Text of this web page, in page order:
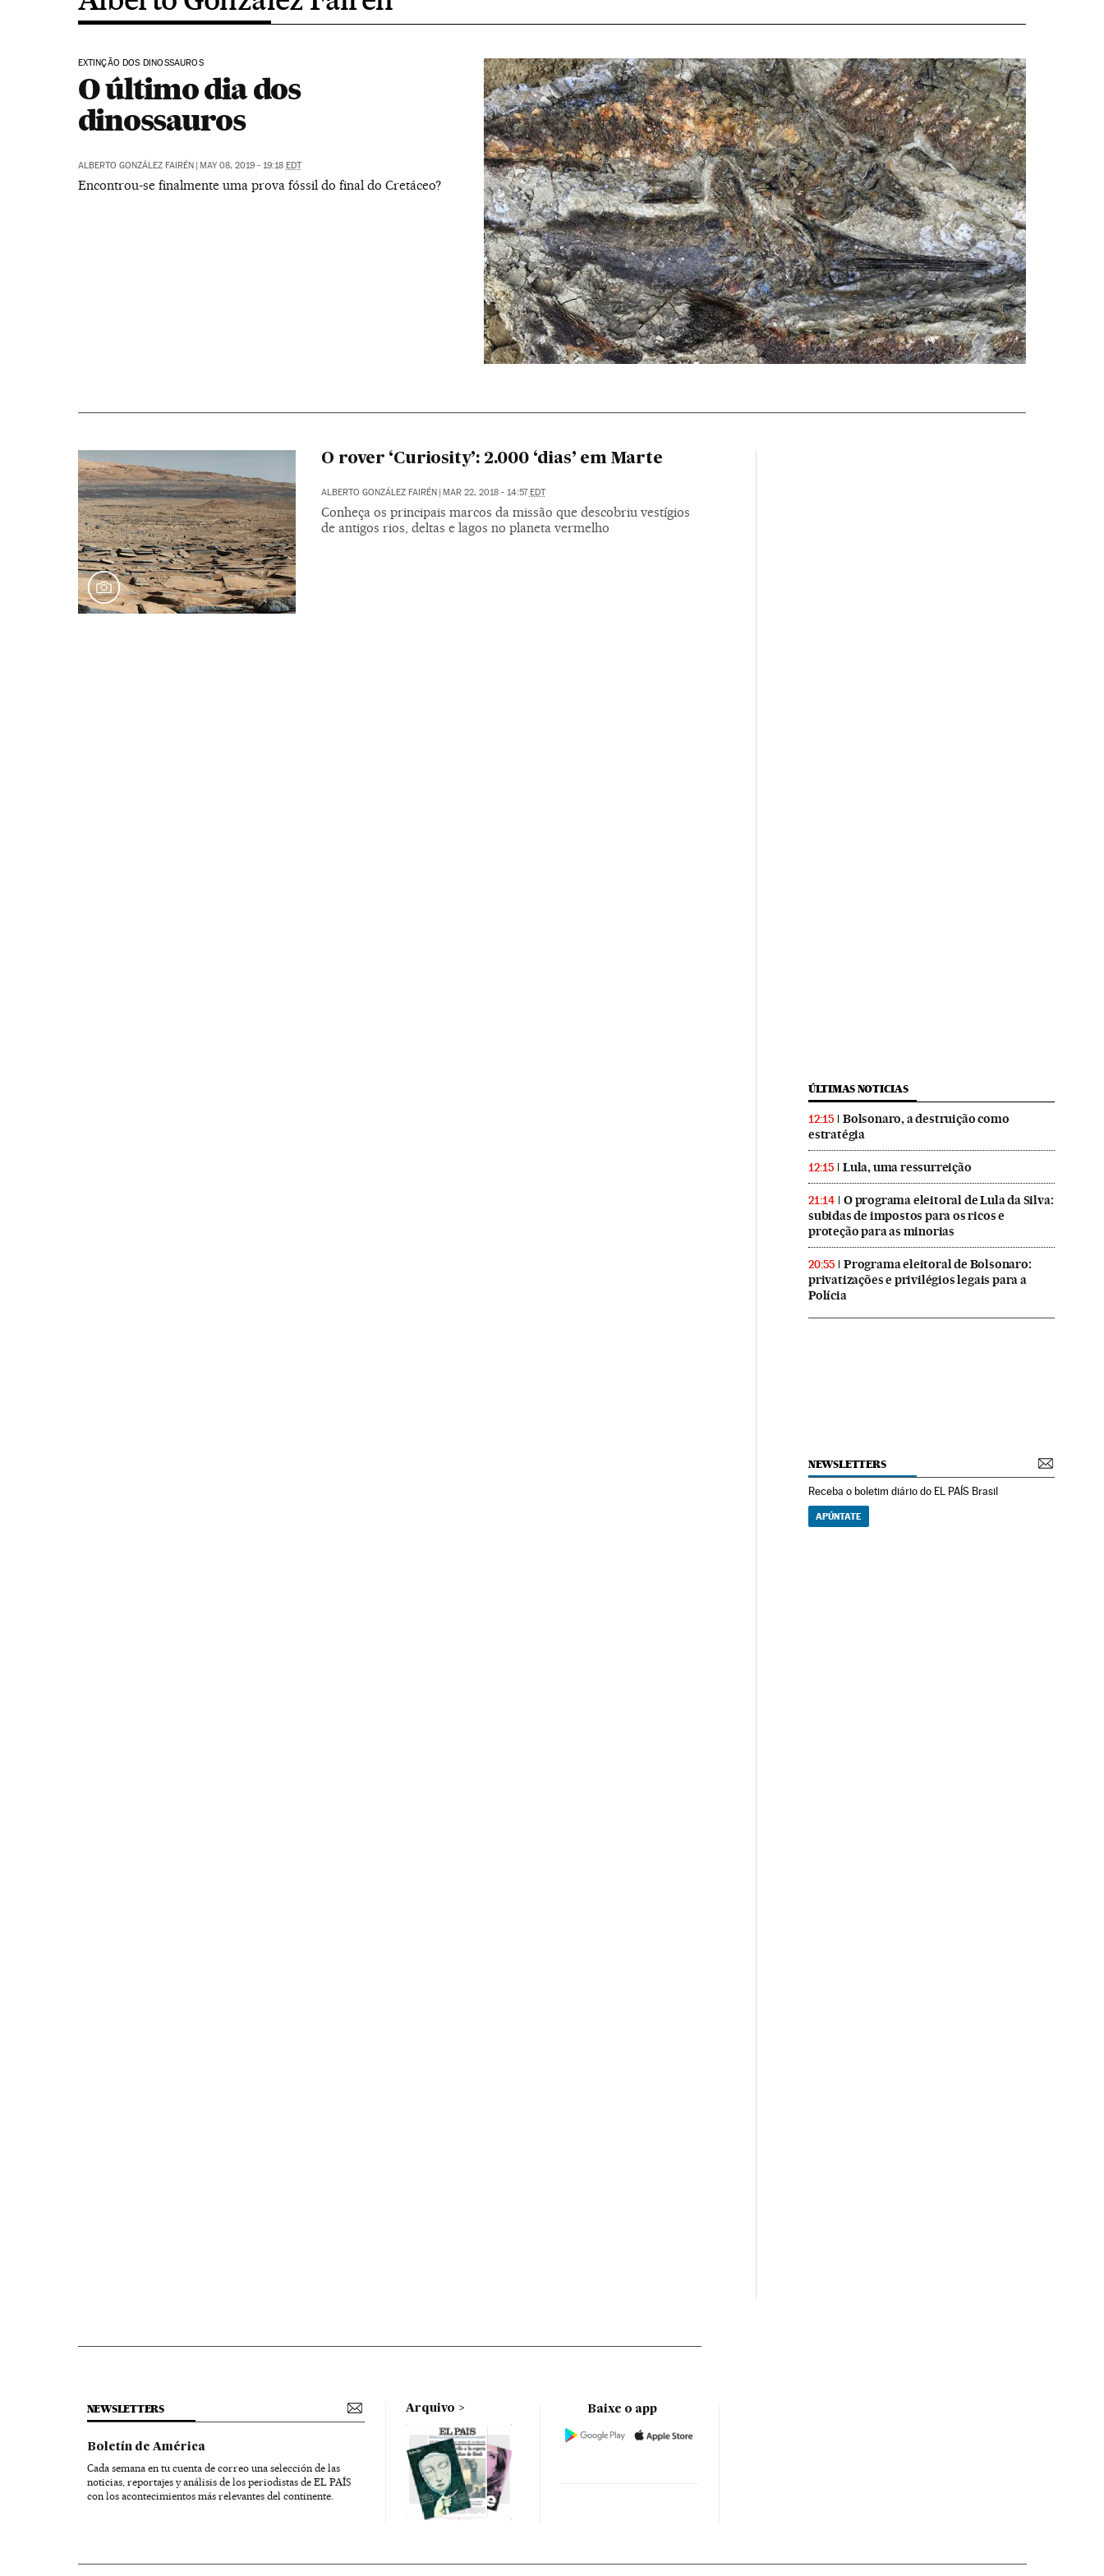
EXTINÇÃO DOS DINOSSAUROS
O último dia dos
dinossauros
ALBERTO GONZÁLEZ FAIRÉN | MAY 08, 2019 - 19:18 EDT
Encontrou-se finalmente uma prova fóssil do final do Cretáceo?
O rover ‘Curiosity’: 2.000 ‘dias’ em Marte
ALBERTO GONZÁLEZ FAIRÉN | MAR 22, 2018 - 14:57EDT
Conheça os principais marcos da missão que descobriu vestígios
de antigos rios, deltas e lagos no planeta vermelho
ÚLTIMAS NOTICIAS
12:15
Bolsonaro, a destruição como
estratégia
12:15 Lula, uma ressurreição
21:14
O programa eleitoral de Lula da Silva:
subidas de impostos para os ricos e
proteção para as minorias
20:55
Programa eleitoral de Bolsonaro:
privatizações e privilégios legais para a
Polícia
NEWSLETTERS
Receba o boletim diário do EL PAÍS Brasil
APÚNTATE
NEWSLETTERS
Boletín de América
Cada semana en tu cuenta de correo una selección de las
noticias, reportajes y análisis de los periodistas de EL PAÍS
con los acontecimientos más relevantes del continente.
Arquivo Baixe o app